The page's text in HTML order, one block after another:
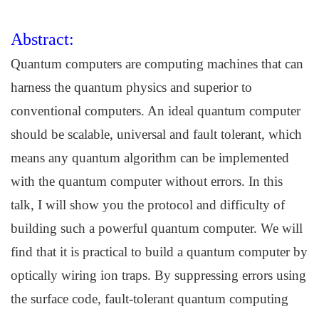
Abstract:
Quantum computers are computing machines that can
harness the quantum physics and superior to
conventional computers. An ideal quantum computer
should be scalable, universal and fault tolerant, which
means any quantum algorithm can be implemented
with the quantum computer without errors. In this
talk, I will show you the protocol and difficulty of
building such a powerful quantum computer. We will
find that it is practical to build a quantum computer by
optically wiring ion traps. By suppressing errors using
the surface code, fault-tolerant quantum computing